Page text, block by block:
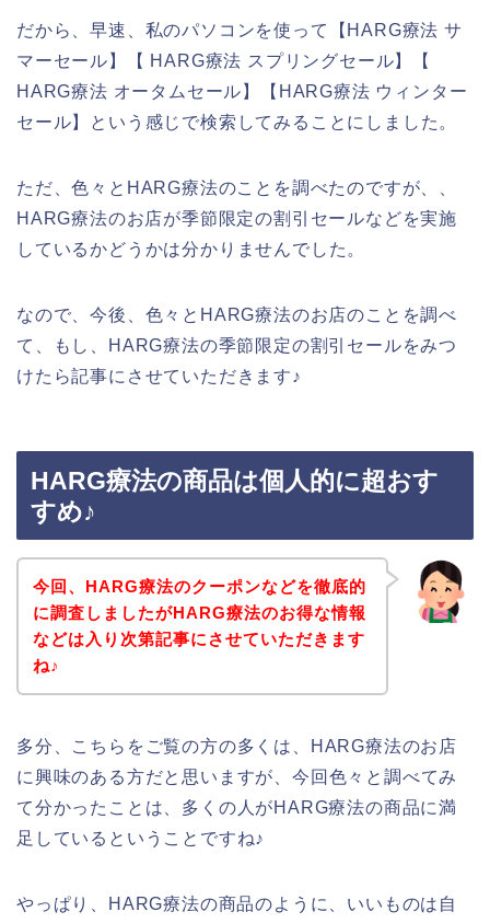
だから、早速、私のパソコンを使って【HARG療法 サ
マーセール】【 HARG療法 スプリングセール】【
HARG療法 オータムセール】【HARG療法 ウィンター
セール】という感じで検索してみることにしました。
ただ、色々とHARG療法のことを調べたのですが、、
HARG療法のお店が季節限定の割引セールなどを実施
しているかどうかは分かりませんでした。
なので、今後、色々とHARG療法のお店のことを調べ
て、もし、HARG療法の季節限定の割引セールをみつ
けたら記事にさせていただきます♪
HARG療法の商品は個人的に超おす
すめ♪
今回、HARG療法のクーポンなどを徹底的
に調査しましたがHARG療法のお得な情報
などは入り次第記事にさせていただきます
ね♪
多分、こちらをご覧の方の多くは、HARG療法のお店
に興味のある方だと思いますが、今回色々と調べてみ
て分かったことは、多くの人がHARG療法の商品に満
足しているということですね♪
やっぱり、HARG療法の商品のように、いいものは自